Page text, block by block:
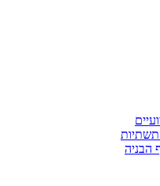
הבניה